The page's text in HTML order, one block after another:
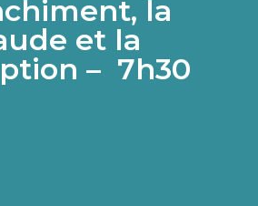
la
et la
– 7h30